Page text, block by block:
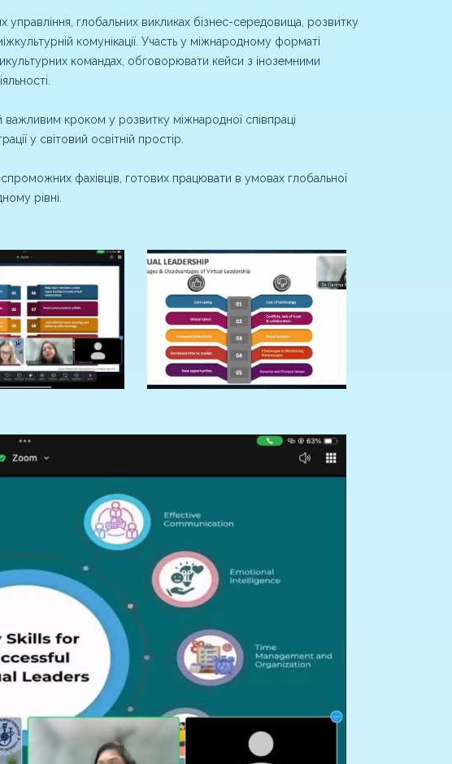
глобальних викликах бізнес-середовища, розвитку
комунікації. Участь у міжнародному форматі
командах, обговорювати кейси з іноземними
кроком у розвитку міжнародної співпраці
у світовий освітній простір.
фахівців, готових працювати в умовах глобальної
рівні.